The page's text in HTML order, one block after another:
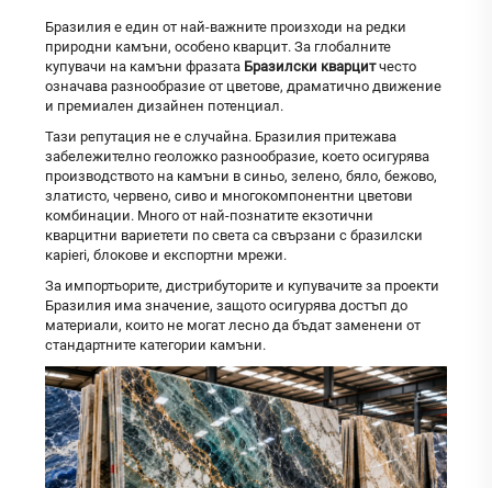
Бразилия е един от най-важните произходи на редки
природни камъни, особено кварцит. За глобалните
купувачи на камъни фразата Бразилски кварцитчесто
означава разнообразие от цветове, драматично движение
и премиален дизайнен потенциал.
Тази репутация не е случайна. Бразилия притежава
забележително геоложко разнообразие, което осигурява
производството на камъни в синьо, зелено, бяло, бежово,
златисто, червено, сиво и многокомпонентни цветови
комбинации. Много от най-познатите екзотични
кварцитни вариетети по света са свързани с бразилски
карieri, блокове и експортни мрежи.
За импортьорите, дистрибуторите и купувачите за проекти
Бразилия има значение, защото осигурява достъп до
материали, които не могат лесно да бъдат заменени от
стандартните категории камъни.